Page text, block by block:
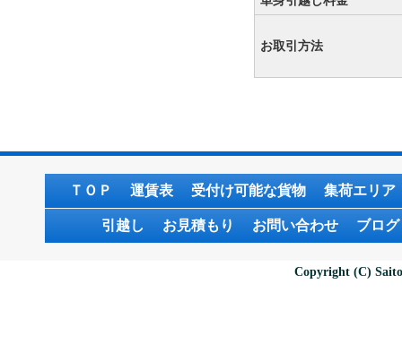
お取引方法
ＴＯＰ 運賃表 受付け可能な貨物 集荷エリア
引越し お見積もり お問い合わせ ブログ
Copyright (C)